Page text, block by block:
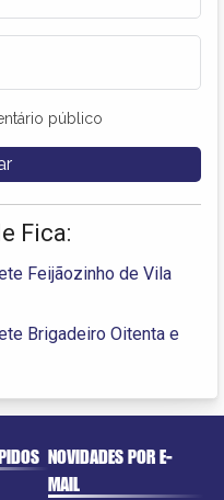
público
Fica:
Feijãozinho de Vila
Brigadeiro Oitenta e
NOVIDADES POR E-
MAIL